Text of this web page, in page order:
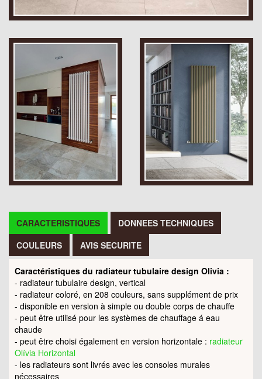
CARACTERISTIQUES
DONNEES TECHNIQUES
COULEURS
AVIS SECURITE
Caractéristiques du radiateur tubulaire design Olivia :
- radiateur tubulaire design, vertical
- radiateur coloré, en 208 couleurs, sans supplément de prix
- disponible en version à simple ou double corps de chauffe
- peut être utilisé pour les systèmes de chauffage á eau
chaude
- peut être choisi également en version horizontale : radiateur
Olívia Horizontal
- les radiateurs sont livrés avec les consoles murales
nécessaires